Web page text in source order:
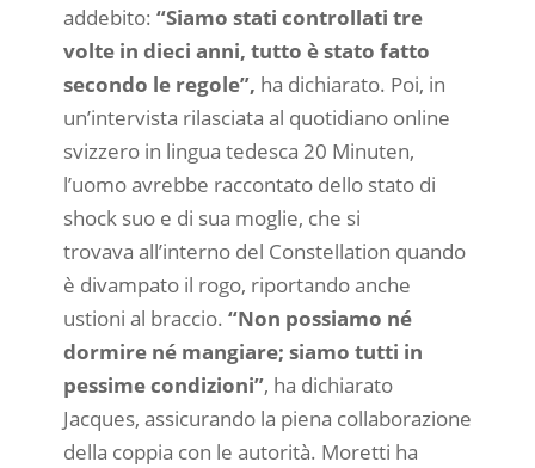
addebito: “Siamo stati controllati tre
volte in dieci anni, tutto è stato fatto
secondo le regole”, ha dichiarato. Poi, in
un’intervista rilasciata al quotidiano online
svizzero in lingua tedesca 20 Minuten,
l’uomo avrebbe raccontato dello stato di
shock suo e di sua moglie, che si
trovava all’interno del Constellation quando
è divampato il rogo, riportando anche
ustioni al braccio. “Non possiamo né
dormire né mangiare; siamo tutti in
pessime condizioni”, ha dichiarato
Jacques, assicurando la piena collaborazione
della coppia con le autorità. Moretti ha